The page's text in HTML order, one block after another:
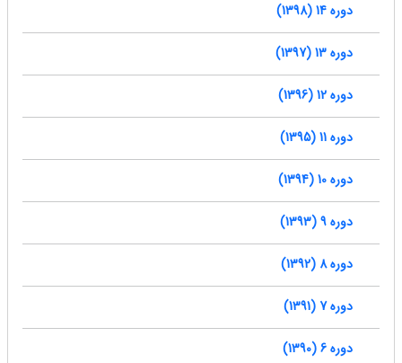
دوره 14 (1398)
دوره 13 (1397)
دوره 12 (1396)
دوره 11 (1395)
دوره 10 (1394)
دوره 9 (1393)
دوره 8 (1392)
دوره 7 (1391)
دوره 6 (1390)